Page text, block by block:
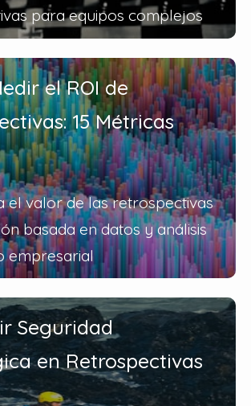
para equipos complejos
el ROI de
15 Métricas
el valor de las retrospectivas
basada en datos y análisis
empresarial
Seguridad
en Retrospectivas